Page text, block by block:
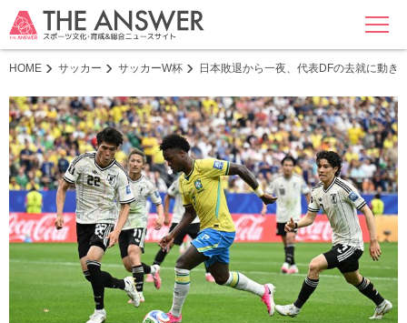
MENU
HOME サッカー サッカーW杯 日本敗退から一夜、代表DFの去就に動